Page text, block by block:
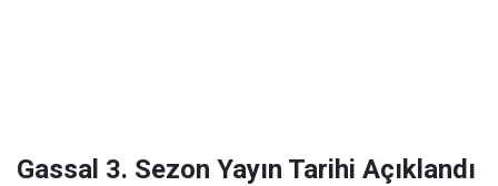
Gassal 3. Sezon Yayın Tarihi Açıklandı